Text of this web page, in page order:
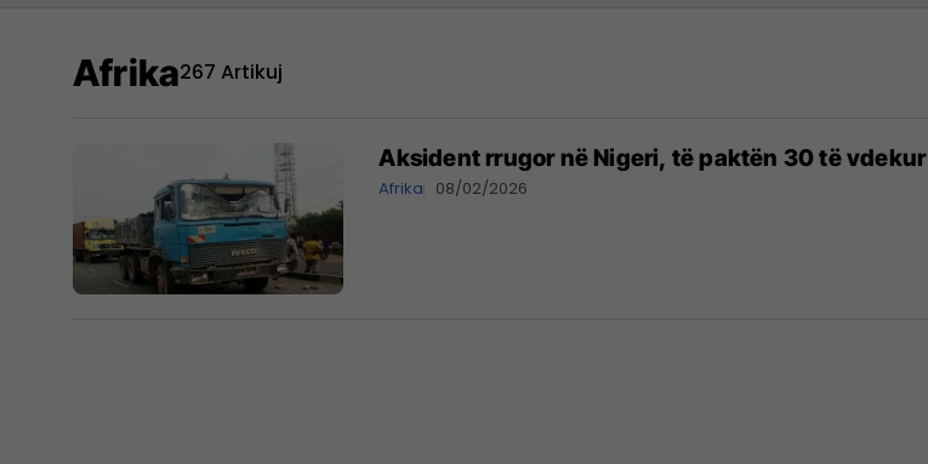
Afrika267 Artikuj
Aksident rrugor në Nigeri, të paktën 30 të vdekur
Afrika 08/02/2026